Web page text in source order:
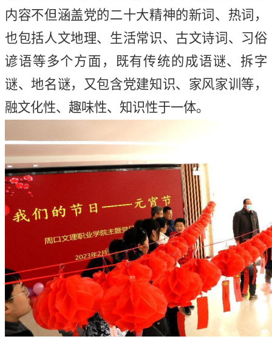
内容不但涵盖党的二十大精神的新词、热词，
也包括人文地理、生活常识、古文诗词、习俗
谚语等多个方面，既有传统的成语谜、拆字
谜、地名谜，又包含党建知识、家风家训等，
融文化性、趣味性、知识性于一体。